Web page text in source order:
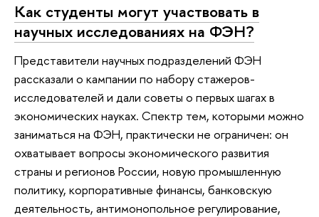
Как студенты могут участвовать в
научных исследованиях на ФЭН?
Представители научных подразделений ФЭН
рассказали о кампании по набору стажеров-
исследователей и дали советы о первых шагах в
экономических науках. Спектр тем, которыми можно
заниматься на ФЭН, практически не ограничен: он
охватывает вопросы экономического развития
страны и регионов России, новую промышленную
политику, корпоративные финансы, банковскую
деятельность, антимонопольное регулирование,